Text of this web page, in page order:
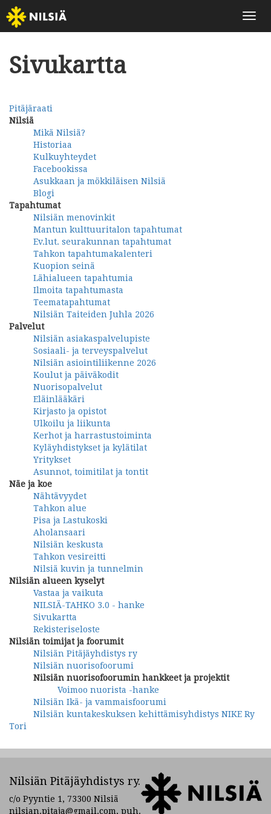
Sivukartta
Pitäjäraati
Nilsiä
Mikä Nilsiä?
Historiaa
Kulkuyhteydet
Facebookissa
Asukkaan ja mökkiläisen Nilsiä
Blogi
Tapahtumat
Nilsiän menovinkit
Mantun kulttuuritalon tapahtumat
Ev.lut. seurakunnan tapahtumat
Tahkon tapahtumakalenteri
Kuopion seinä
Lähialueen tapahtumia
Ilmoita tapahtumasta
Teematapahtumat
Nilsiän Taiteiden Juhla 2026
Palvelut
Nilsiän asiakaspalvelupiste
Sosiaali- ja terveyspalvelut
Nilsiän asiointiliikenne 2026
Koulut ja päiväkodit
Nuorisopalvelut
Eläinlääkäri
Kirjasto ja opistot
Ulkoilu ja liikunta
Kerhot ja harrastustoiminta
Kyläyhdistykset ja kylätilat
Yritykset
Asunnot, toimitilat ja tontit
Näe ja koe
Nähtävyydet
Tahkon alue
Pisa ja Lastukoski
Aholansaari
Nilsiän keskusta
Tahkon vesireitti
Nilsiä kuvin ja tunnelmin
Nilsiän alueen kyselyt
Vastaa ja vaikuta
NILSIÄ-TAHKO 3.0 - hanke
Sivukartta
Rekisteriseloste
Nilsiän toimijat ja foorumit
Nilsiän Pitäjäyhdistys ry
Nilsiän nuorisofoorumi
Nilsiän nuorisofoorumin hankkeet ja projektit
Voimoo nuorista -hanke
Nilsiän Ikä- ja vammaisfoorumi
Nilsiän kuntakeskuksen kehittämisyhdistys NIKE Ry
Tori
Nilsiän Pitäjäyhdistys ry.
c/o Pyyntie 1, 73300 Nilsiä
nilsian.pitaja@gmail.com, puh.